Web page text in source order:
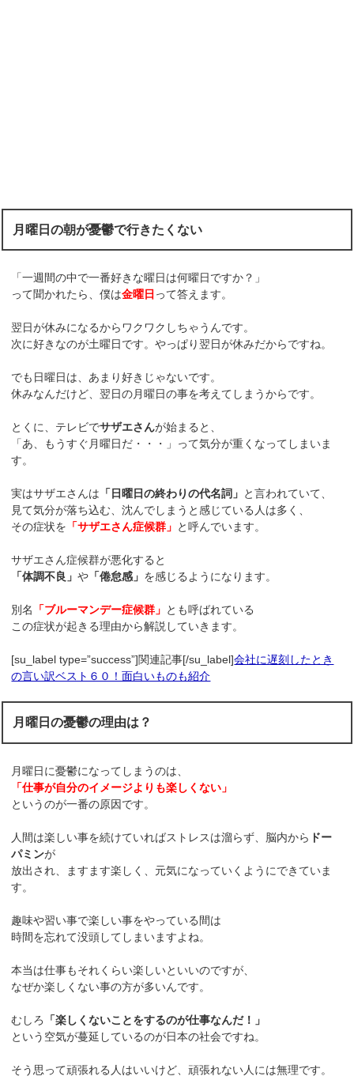
月曜日の朝が憂鬱で行きたくない
「一週間の中で一番好きな曜日は何曜日ですか？」
って聞かれたら、僕は金曜日 って答えます。
翌日が休みになるからワクワクしちゃうんです。
次に好きなのが土曜日です。やっぱり翌日が休みだからですね。
でも日曜日は、あまり好きじゃないです。
休みなんだけど、翌日の月曜日の事を考えてしまうからです。
とくに、テレビでサザエさんが始まると、
「あ、もうすぐ月曜日だ・・・」って気分が重くなってしまいま
す。
実はサザエさんは 「日曜日の終わりの代名詞」 と言われていて、
見て気分が落ち込む、沈んでしまうと感じている人は多く、
その症状を 「サザエさん症候群」 と呼んでいます。
サザエさん症候群が悪化すると
「体調不良」や 「倦怠感」 を感じるようになります。
別名 「ブルーマンデー症候群」 とも呼ばれている
この症状が起きる理由から解説していきます。
[su_label type=”success”]関連記事[/su_label]会社に遅刻したとき
の言い訳ベスト６０！面白いものも紹介
月曜日の憂鬱の理由は？
月曜日に憂鬱になってしまうのは、
「仕事が自分のイメージよりも楽しくない」
というのが一番の原因です。
人間は楽しい事を続けていればストレスは溜らず、脳内から ドー
パミンが
放出され、ますます楽しく、元気になっていくようにできていま
す。
趣味や習い事で楽しい事をやっている間は
時間を忘れて没頭してしまいますよね。
本当は仕事もそれくらい楽しいといいのですが、
なぜか楽しくない事の方が多いんです。
むしろ
「楽しくないことをするのが仕事なんだ！」
という空気が蔓延しているのが日本の社会ですね。
そう思って頑張れる人はいいけど、頑張れない人には無理です。